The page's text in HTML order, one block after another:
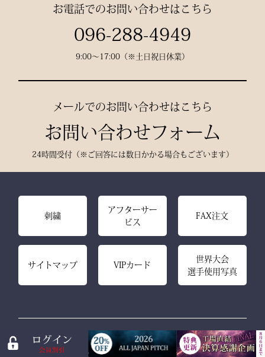
熟練職人の 丁寧な縫製
お電話でのお問い合わせはこちら
096-288-4949
9:00〜17:00（※土日祝日休業）
メールでのお問い合わせはこちら
お問い合わせフォーム
24時間受付（※ご回答には数日かかる場合もございます）
刺繍
アフターサー
ビス
FAX注文
サイトマップ VIPカード
世界大会
選手使用写真